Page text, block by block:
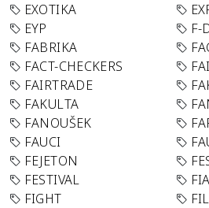
EXOTIKA
EYP
F-
FABRIKA
FACT-CHECKERS
FAIRTRADE
FAKULTA
FANOUŠEK
FAUCI
FEJETON
FESTIVAL
FIGHT